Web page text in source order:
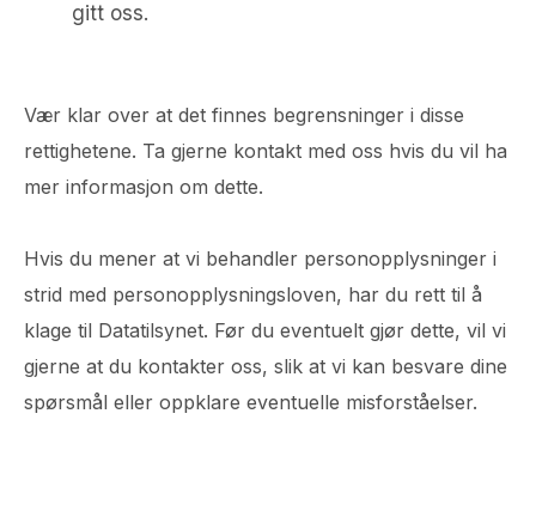
gitt oss.
Vær klar over at det finnes begrensninger i disse
rettighetene. Ta gjerne kontakt med oss hvis du vil ha
mer informasjon om dette.
Hvis du mener at vi behandler personopplysninger i
strid med personopplysningsloven, har du rett til å
klage til Datatilsynet. Før du eventuelt gjør dette, vil vi
gjerne at du kontakter oss, slik at vi kan besvare dine
spørsmål eller oppklare eventuelle misforståelser.